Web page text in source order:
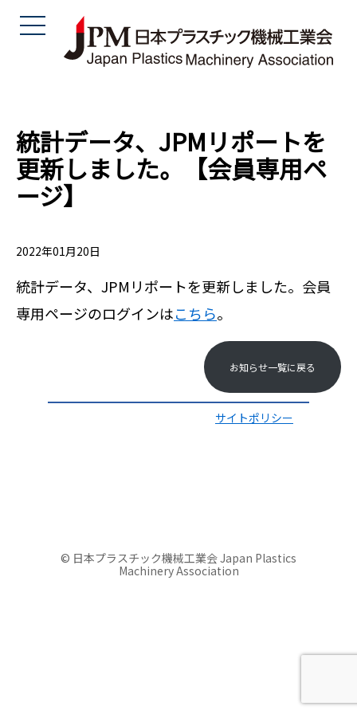
統計データ、JPMリポートを
更新しました。【会員専用ペ
ージ】
2022年01月20日
統計データ、JPMリポートを更新しました。会員
専用ページのログインはこちら。
お知らせ一覧に戻る
サイトポリシー
© 日本プラスチック機械工業会 Japan Plastics
Machinery Association